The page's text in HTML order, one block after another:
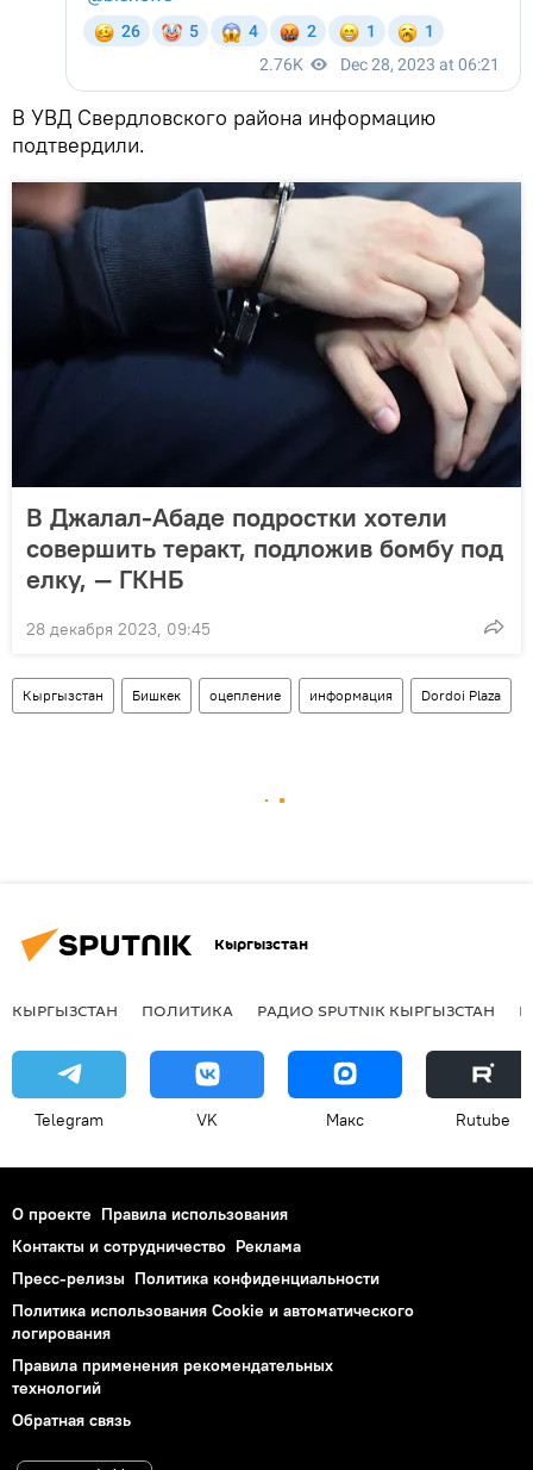
В УВД Свердловского района информацию
подтвердили.
В Джалал-Абаде подростки хотели
совершить теракт, подложив бомбу под
елку, — ГКНБ
28 декабря 2023, 09:45
Кыргызстан Бишкек оцепление информация Dordoi Plaza
Кыргызстан
КЫРГЫЗСТАН ПОЛИТИКА РАДИО SPUTNIK КЫРГЫЗСТАН
Telegram VK Макс Rutube
О проекте Правила использования
Контакты и сотрудничество Реклама
Пресс-релизы Политика конфиденциальности
Политика использования Cookie и автоматического
логирования
Правила применения рекомендательных
технологий
Обратная связь